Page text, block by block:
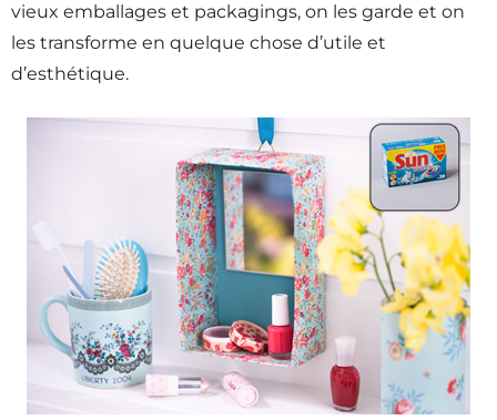
vieux emballages et packagings, on les garde et on
les transforme en quelque chose d’utile et
d’esthétique.